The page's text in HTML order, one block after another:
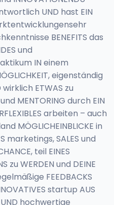
UND hast EIN
BENEFITS das
und
IN einem
eigenständig
wirklich ETWAS zu
MENTORING durch EIN
arbeiten – auch
MÖGLICHEINBLICKE in
marketings, SALES und
teil EINES
zu WERDEN und DEINE
FEEDBACKS
startup AUS
hochwertige